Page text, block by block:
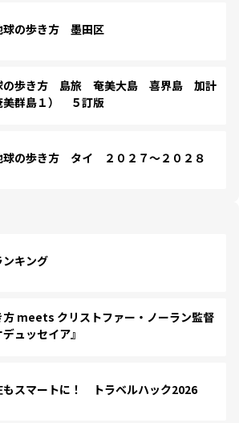
の歩き方 墨田区
の歩き方 島旅 奄美大島 喜界島 加計
美群島１） ５訂版
の歩き方 タイ ２０２７～２０２８
キング
方 meets クリストファー・ノーラン監督
ュッセイア』
もスマートに！ トラベルハック2026